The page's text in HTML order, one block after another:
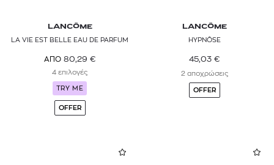
LANCÔME
LA VIE EST BELLE EAU DE PARFUM
ΑΠΟ 80,29 €
4 επιλογές
TRY ME
OFFER
LANCÔME
HYPNÔSE
45,03 €
2 αποχρώσεις
OFFER